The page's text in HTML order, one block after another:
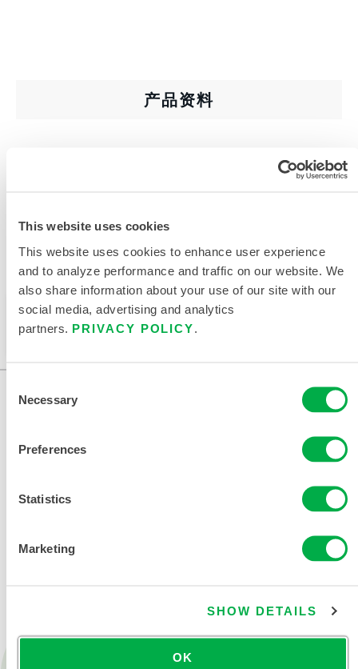
This website uses cookies
This website uses cookies to enhance user experience
and to analyze performance and traffic on our website. We
also share information about your use of our site with our
social media, advertising and analytics
partners. PRIVACY POLICY
Selection
Necessary
Preferences
Statistics
Marketing
SHOW DETAILS
OK
产品资料
可在以下销售区域购买：中国。
此产品通常不在您所在的区域销售。您可以在页面顶部
更改您的区域。